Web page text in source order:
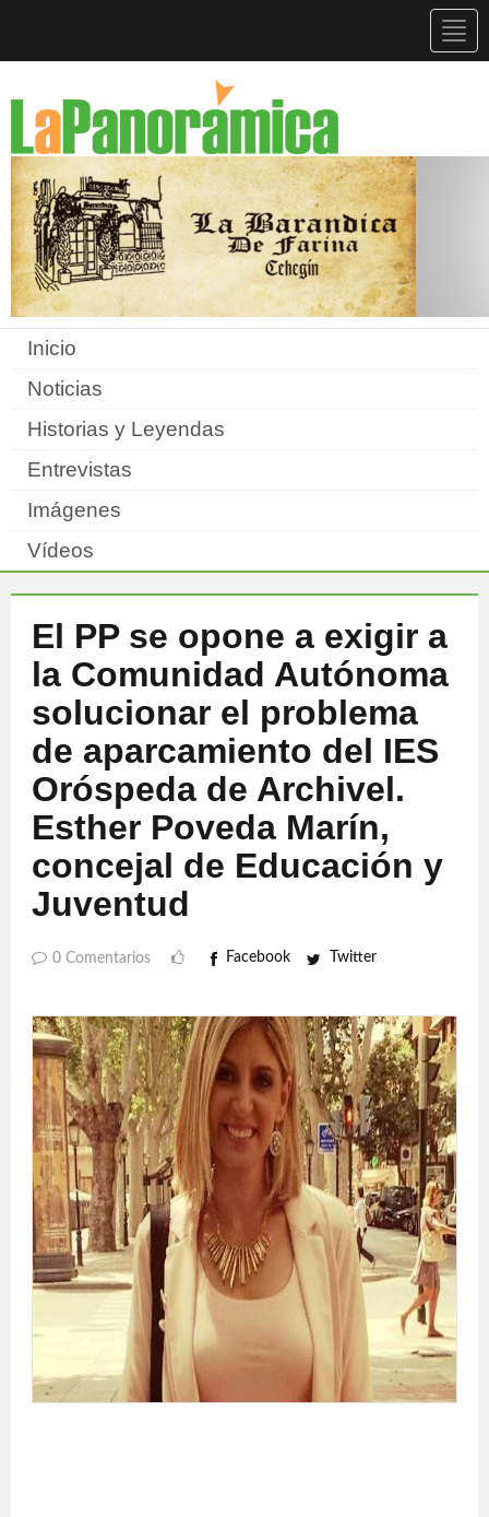
Inicio
Noticias
Historias y Leyendas
Entrevistas
Imágenes
Vídeos
El PP se opone a exigir a
la Comunidad Autónoma
solucionar el problema
de aparcamiento del IES
Oróspeda de Archivel.
Esther Poveda Marín,
concejal de Educación y
Juventud
0 Comentarios Facebook Twitter